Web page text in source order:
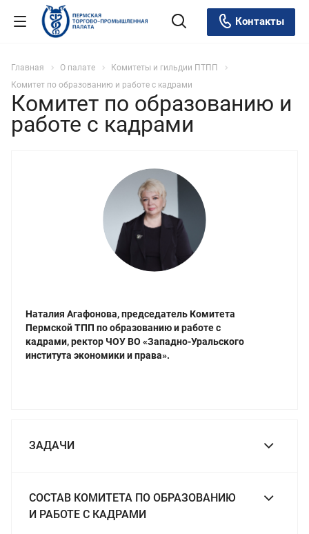
Контакты
Главная О палате
Комитеты и гильдии ПТПП
Комитет по образованию и работе с кадрами
Комитет по образованию и
работе с кадрами
Наталия Агафонова, председатель Комитета
Пермской ТПП по образованию и работе с
кадрами,ректор ЧОУ ВО «Западно-Уральского
института экономики и права».
ЗАДАЧИ
СОСТАВ КОМИТЕТА ПО ОБРАЗОВАНИЮ
И РАБОТЕ С КАДРАМИ